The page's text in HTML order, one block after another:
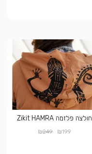
חולצה פלזמה Zikit HAMRA
₪199
₪249